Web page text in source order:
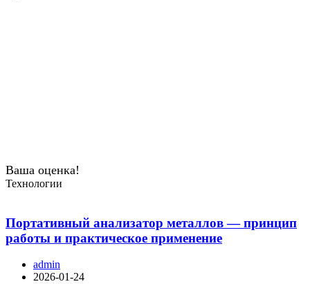
Ваша оценка!
Технологии
Портативный анализатор металлов — принцип
работы и практическое применение
admin
2026-01-24